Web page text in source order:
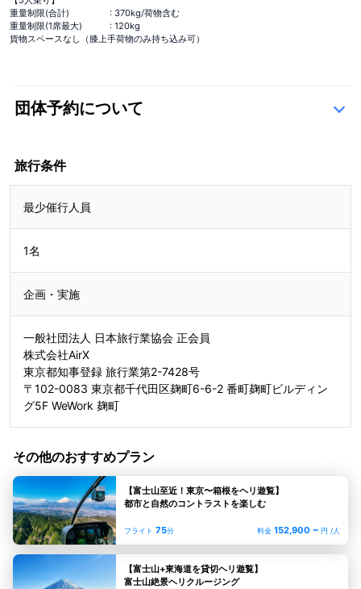
重量制限(合計)
: 370kg/荷物含む
重量制限(1席最大)
: 120kg
貨物スペースなし（膝上手荷物のみ持ち込み可）
団体予約について
旅行条件
最少催行人員
1名
企画・実施
一般社団法人 日本旅行業協会 正会員
株式会社AirX
東京都知事登録 旅行業第2-7428号
〒102-0083 東京都千代田区麹町6-6-2 番町麹町ビルディン
グ5F WeWork 麹町
その他のおすすめプラン
【富士山至近！東京〜箱根をヘリ遊覧】
都市と自然のコントラストを楽しむ
フライト 75分 料金 152,900 ~ 円 /人
【富士山+東海道を貸切ヘリ遊覧】
富士山絶景ヘリクルージング